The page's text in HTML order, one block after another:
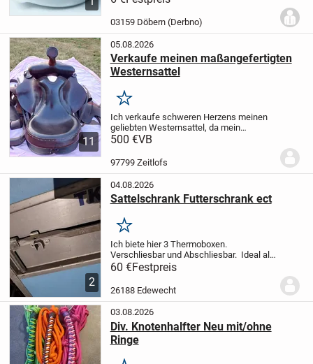
Versorgung mit allen lebenswichtigen
Mineralien und Spurenelementen.
03159 Döbern (Derbno)
11
05.08.2026
Verkaufe meinen maßangefertigten
Westernsattel
Merken
Ich verkaufe schweren Herzens meinen
geliebten Westernsattel, da mein
Haflinger inzwischen zu alt geworden ist
kann.Der Sattel ist maßangefertigt,
500 €VB
97799 Zeitlofs
2
04.08.2026
Sattelschrank Futterschrank ect
Merken
Ich biete hier 3 Thermoboxen.
Verschliesbar und Abschliesbar. Ideal als
Sattelschrank, Futterschrank, Umbau
zum Heubedampfer, Getränkekisten kühl
halten ect. Hält alles trocken und
sauber. Pre...
60 €Festpreis
26188 Edewecht
03.08.2026
Div. Knotenhalfter Neu mit/ohne
Ringe